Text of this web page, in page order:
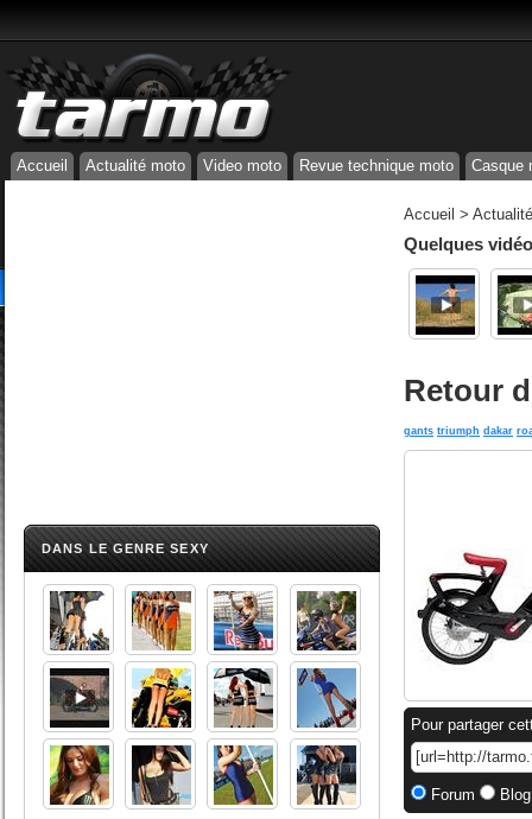
Accueil Actualité moto Video moto Revue technique moto Casque
DANS LE GENRE SEXY
Accueil >
Quelques
Retour
gants triumph dakar
Pour partager
Forum